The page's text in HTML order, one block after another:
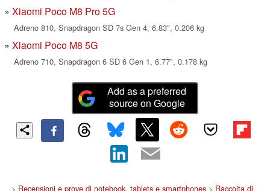
Xiaomi Poco M8 Pro 5G
Adreno 810, Snapdragon SD 7s Gen 4, 6.83", 0.206 kg
Xiaomi Poco M8 5G
Adreno 710, Snapdragon 6 SD 6 Gen 1, 6.77", 0.178 kg
Add as a preferred
source on Google
> Recensioni e prove di notebook, tablets e smartphones> Raccolta di